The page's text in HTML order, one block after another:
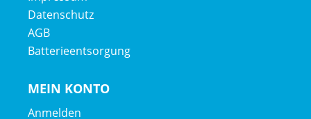
Datenschutz
AGB
Batterieentsorgung
MEIN KONTO
Anmelden